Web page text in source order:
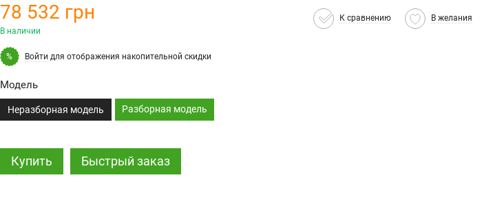
78 532 грн
В наличии
К сравнению В желания
% Войти для отображения накопительной скидки
Модель
Неразборная модель Разборная модель
Купить Быстрый заказ